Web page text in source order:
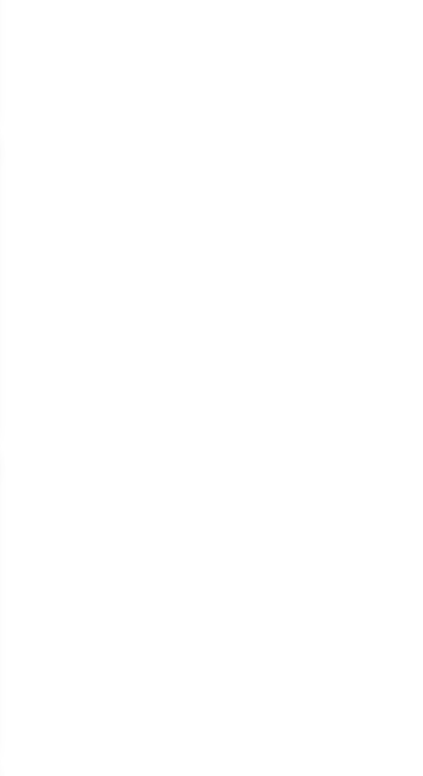
aos favoritos
aos favoritos